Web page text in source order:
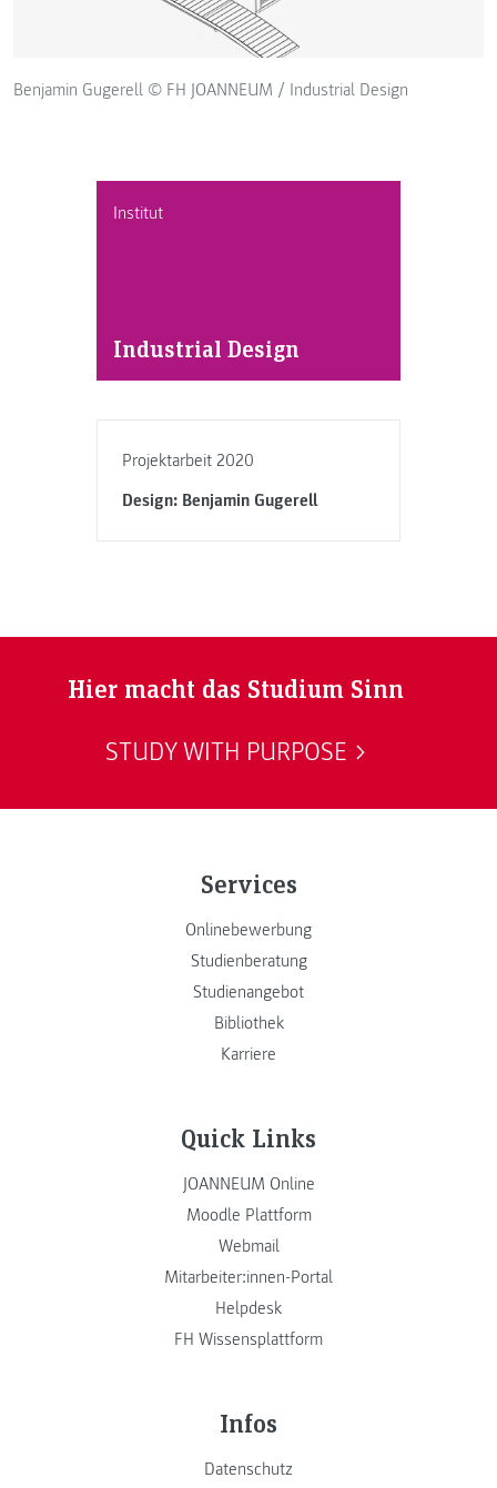
Institut
Industrial Design
Projektarbeit 2020
Design: Benjamin Gugerell
Benjamin Gugerell © FH JOANNEUM / Industrial Design
Hier macht das Studium Sinn
STUDY WITH PURPOSE
Services
Onlinebewerbung
Studienberatung
Studienangebot
Bibliothek
Karriere
Quick Links
JOANNEUM Online
Moodle Plattform
Webmail
Mitarbeiter:innen-Portal
Helpdesk
FH Wissensplattform
Infos
Datenschutz